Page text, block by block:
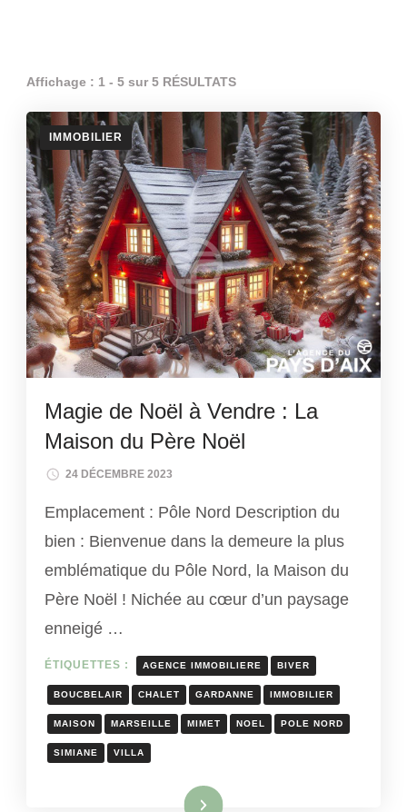
Affichage : 1 - 5 sur 5 RÉSULTATS
IMMOBILIER
Magie de Noël à Vendre : La
Maison du Père Noël
24 DÉCEMBRE 2023
Emplacement : Pôle Nord Description du
bien : Bienvenue dans la demeure la plus
emblématique du Pôle Nord, la Maison du
Père Noël ! Nichée au cœur d’un paysage
enneigé …
ÉTIQUETTES : AGENCE IMMOBILIERE BIVER
BOUCBELAIR CHALET GARDANNE IMMOBILIER
MAISON MARSEILLE MIMET NOEL POLE NORD
SIMIANE VILLA
Lire la suite